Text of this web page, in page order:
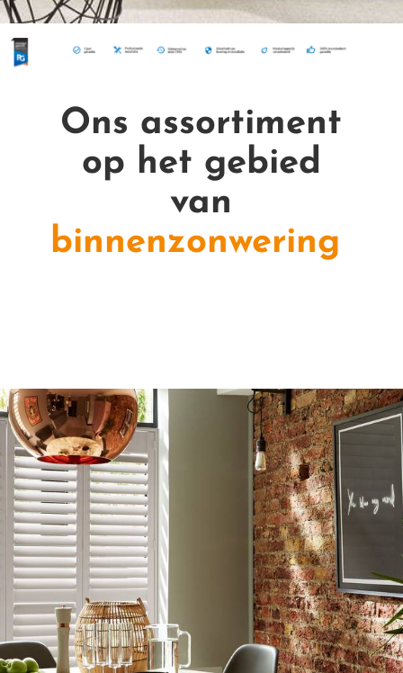
Ons assortiment
op het gebied
van
binnenzonwering